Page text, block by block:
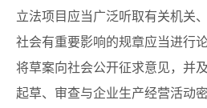
立法项目应当广泛听取有关机关
社会有重要影响的规章应当进行
将草案向社会公开征求意见，并
起草、审查与企业生产经营活动